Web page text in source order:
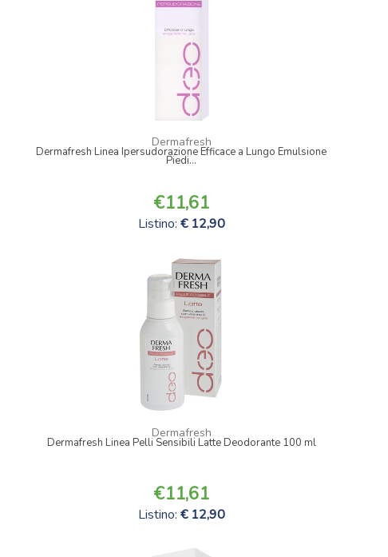
Dermafresh
Dermafresh Linea Ipersudorazione Efficace a Lungo Emulsione
Piedi...
11,61
Listino: 12,90
Dermafresh
Dermafresh Linea Pelli Sensibili Latte Deodorante 100 ml
11,61
Listino: 12,90